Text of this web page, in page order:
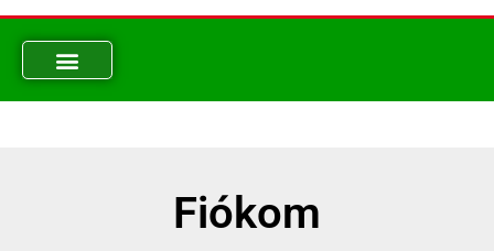
Fiókom